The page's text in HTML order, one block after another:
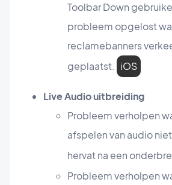
Toolbar Down
probleem opgelost
reclamebanners
geplaatst. iOS
Live Audio uitbreiding
Probleem verholpen
afspelen van audio
hervat na een
Probleem verholpen